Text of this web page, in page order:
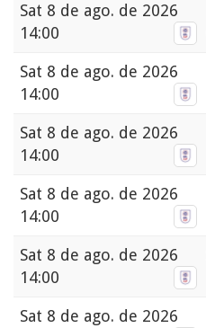
Sat 8 de ago. de 2026
14:00
Sat 8 de ago. de 2026
14:00
Sat 8 de ago. de 2026
14:00
Sat 8 de ago. de 2026
14:00
Sat 8 de ago. de 2026
14:00
Sat 8 de ago. de 2026